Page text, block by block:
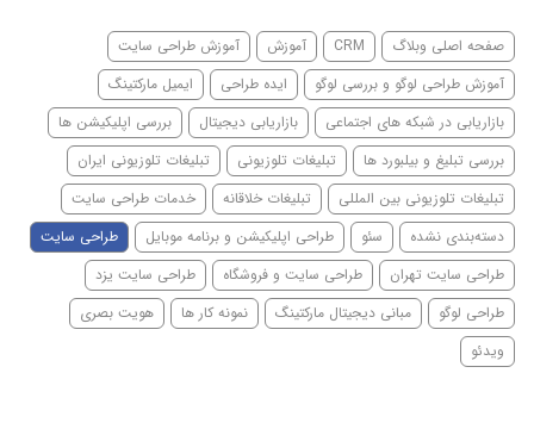
صفحه اصلی وبلاگ CRM آموزش
آموزش طراحی سایت
آموزش طراحی لوگو و بررسی لوگو
ایده طراحی
ایمیل مارکتینگ
بازاریابی در شبکه های اجتماعی
بازاریابی دیجیتال
بررسی اپلیکیشن ها
بررسی تبلیغ و بیلبورد ها
تبلیغات تلوزیونی
تبلیغات تلوزیونی ایران
تبلیغات تلوزیونی بین المللی
تبلیغات خلاقانه
خدمات طراحی سایت
دسته‌بندی نشده
سئو طراحی اپلیکیشن و برنامه موبایل
طراحی سایت
طراحی سایت تهران
طراحی سایت و فروشگاه
طراحی سایت یزد
طراحی لوگو
مبانی دیجیتال مارکتینگ نمونه کار ها
هویت بصری
ویدئو